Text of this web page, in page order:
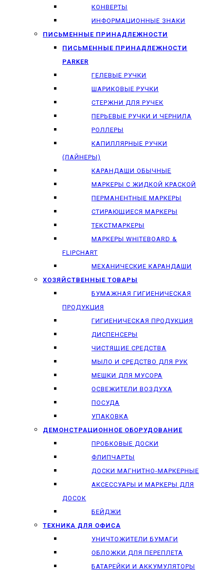
КОНВЕРТЫ
ИНФОРМАЦИОННЫЕ ЗНАКИ
ПИСЬМЕННЫЕ ПРИНАДЛЕЖНОСТИ
ПИСЬМЕННЫЕ ПРИНАДЛЕЖНОСТИ
PARKER
ГЕЛЕВЫЕ РУЧКИ
ШАРИКОВЫЕ РУЧКИ
СТЕРЖНИ ДЛЯ РУЧЕК
ПЕРЬЕВЫЕ РУЧКИ И ЧЕРНИЛА
РОЛЛЕРЫ
КАПИЛЛЯРНЫЕ РУЧКИ
(ЛАЙНЕРЫ)
КАРАНДАШИ ОБЫЧНЫЕ
МАРКЕРЫ C ЖИДКОЙ КРАСКОЙ
ПЕРМАНЕНТНЫЕ МАРКЕРЫ
СТИРАЮЩИЕСЯ МАРКЕРЫ
ТЕКСТМАРКЕРЫ
МАРКЕРЫ WHITEBOARD &
FLIPCHART
МЕХАНИЧЕСКИЕ КАРАНДАШИ
ХОЗЯЙСТВЕННЫЕ ТОВАРЫ
БУМАЖНАЯ ГИГИЕНИЧЕСКАЯ
ПРОДУКЦИЯ
ГИГИЕНИЧЕСКАЯ ПРОДУКЦИЯ
ДИСПЕНСЕРЫ
ЧИСТЯЩИЕ СРЕДСТВА
МЫЛО И СРЕДСТВО ДЛЯ РУК
МЕШКИ ДЛЯ МУСОРА
ОСВЕЖИТЕЛИ ВОЗДУХА
ПОСУДА
УПАКОВКА
ДЕМОНСТРАЦИОННОЕ ОБОРУДОВАНИЕ
ПРОБКОВЫЕ ДОСКИ
ФЛИПЧАРТЫ
ДОСКИ МАГНИТНО-МАРКЕРНЫЕ
АКСЕССУАРЫ И МАРКЕРЫ ДЛЯ
ДОСОК
БЕЙДЖИ
ТЕХНИКА ДЛЯ ОФИСА
УНИЧТОЖИТЕЛИ БУМАГИ
ОБЛОЖКИ ДЛЯ ПЕРЕПЛЕТА
БАТАРЕЙКИ И АККУМУЛЯТОРЫ